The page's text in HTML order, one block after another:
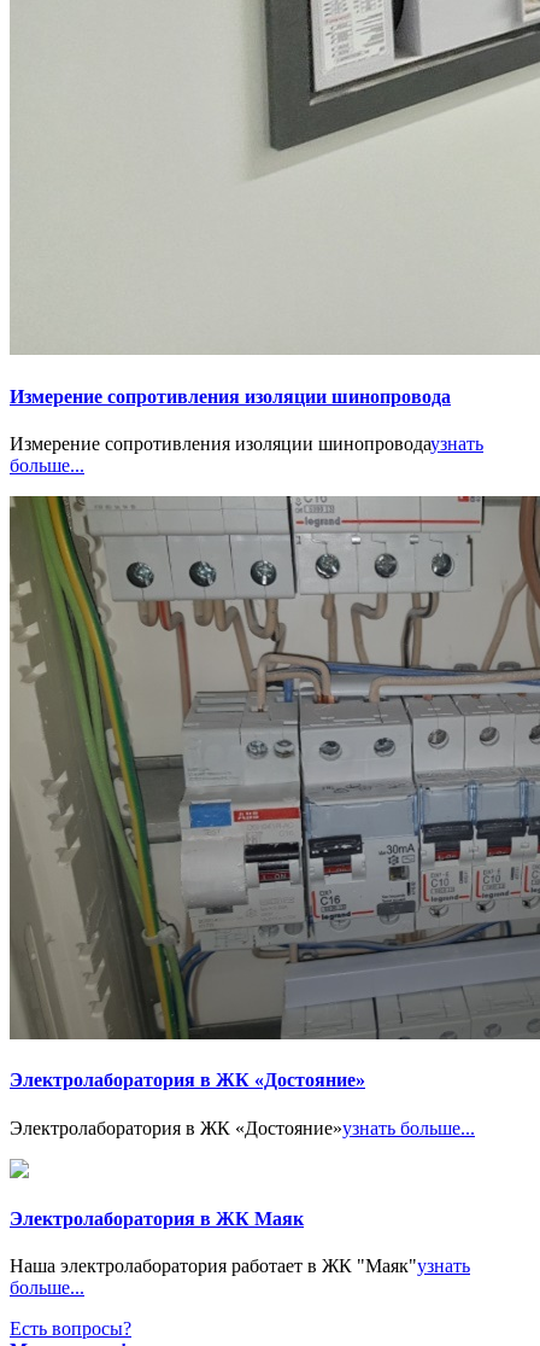
Измерение сопротивления изоляции шинопровода
Измерение сопротивления изоляции шинопроводаузнать
больше...
Электролаборатория в ЖК «Достояние»
Электролаборатория в ЖК «Достояние»узнать больше...
Электролаборатория в ЖК Маяк
Наша электролаборатория работает в ЖК "Маяк"узнать
больше...
Есть вопросы?